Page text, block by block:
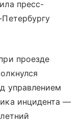
пресс-
проезде
управлением
инцидента —